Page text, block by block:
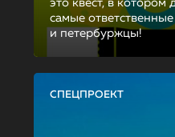
это квест, в
самые
и петербуржцы!
СПЕЦПРОЕКТ